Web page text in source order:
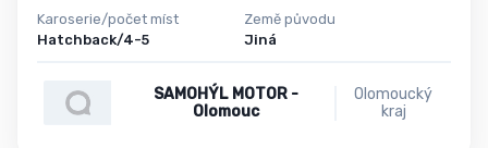
Karoserie/počet míst
Hatchback/4-5
Země původu
Jiná
SAMOHÝL MOTOR -
Olomouc
Olomoucký
kraj